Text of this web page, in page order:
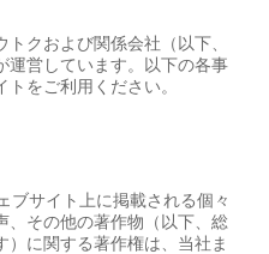
クおよび関係会社（以下、
運営しています。以下の各事
をご利用ください。
ブサイト上に掲載される個々
、その他の著作物（以下、総
に関する著作権は、当社ま